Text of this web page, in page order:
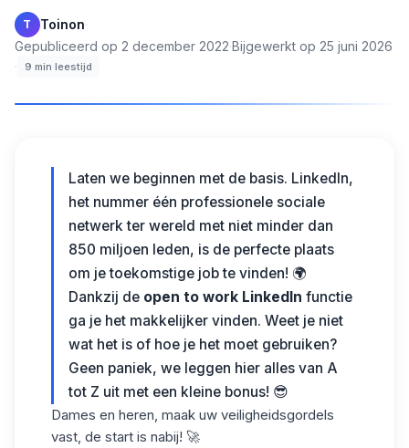
T Toinon·
Gepubliceerd op 2 december 2022·Bijgewerkt op 25 juni 2026
·
9 min leestijd
Laten we beginnen met de basis. LinkedIn,
het nummer één professionele sociale
netwerk ter wereld met niet minder dan
850 miljoen leden, is de perfecte plaats
om je toekomstige job te vinden! 🌍
Dankzij de open to work LinkedIn functie
ga je het makkelijker vinden. Weet je niet
wat het is of hoe je het moet gebruiken?
Geen paniek, we leggen hier alles van A
tot Z uit met een kleine bonus! 😎
Dames en heren, maak uw veiligheidsgordels
vast, de start is nabij! 🚀